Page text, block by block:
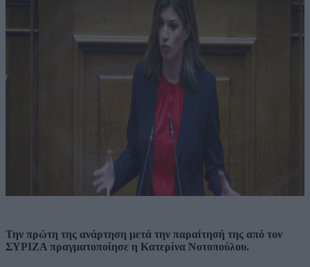
Την πρώτη της ανάρτηση μετά την παραίτησή της από τον
ΣΥΡΙΖΑ πραγματοποίησε η Κατερίνα Νοτοπούλου.